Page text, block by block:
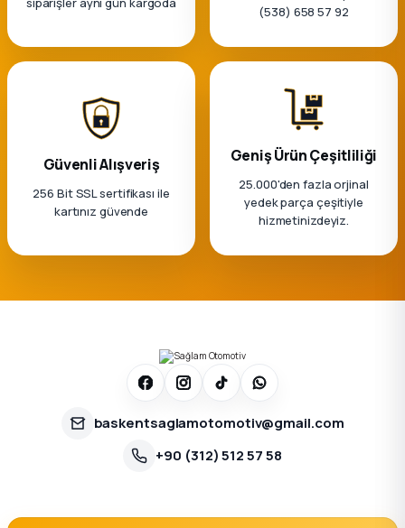
(538) 658 57 92
Güvenli Alışveriş
256 Bit SSL sertifikası ile
kartınız güvende
Geniş Ürün Çeşitliliği
25.000'den fazla orjinal
yedek parça çeşitiyle
hizmetinizdeyiz.
baskentsaglamotomotiv@gmail.com
+90 (312) 512 57 58